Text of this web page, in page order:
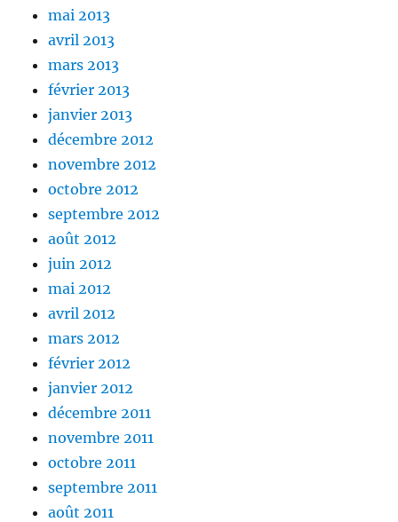
mai 2013
avril 2013
mars 2013
février 2013
janvier 2013
décembre 2012
novembre 2012
octobre 2012
septembre 2012
août 2012
juin 2012
mai 2012
avril 2012
mars 2012
février 2012
janvier 2012
décembre 2011
novembre 2011
octobre 2011
septembre 2011
août 2011